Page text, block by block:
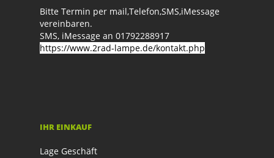
Bitte Termin per mail,Telefon,SMS,iMessage
vereinbaren.
SMS, iMessage an 01792288917
https://www.2rad-lampe.de/kontakt.php
IHR EINKAUF
Lage Geschäft